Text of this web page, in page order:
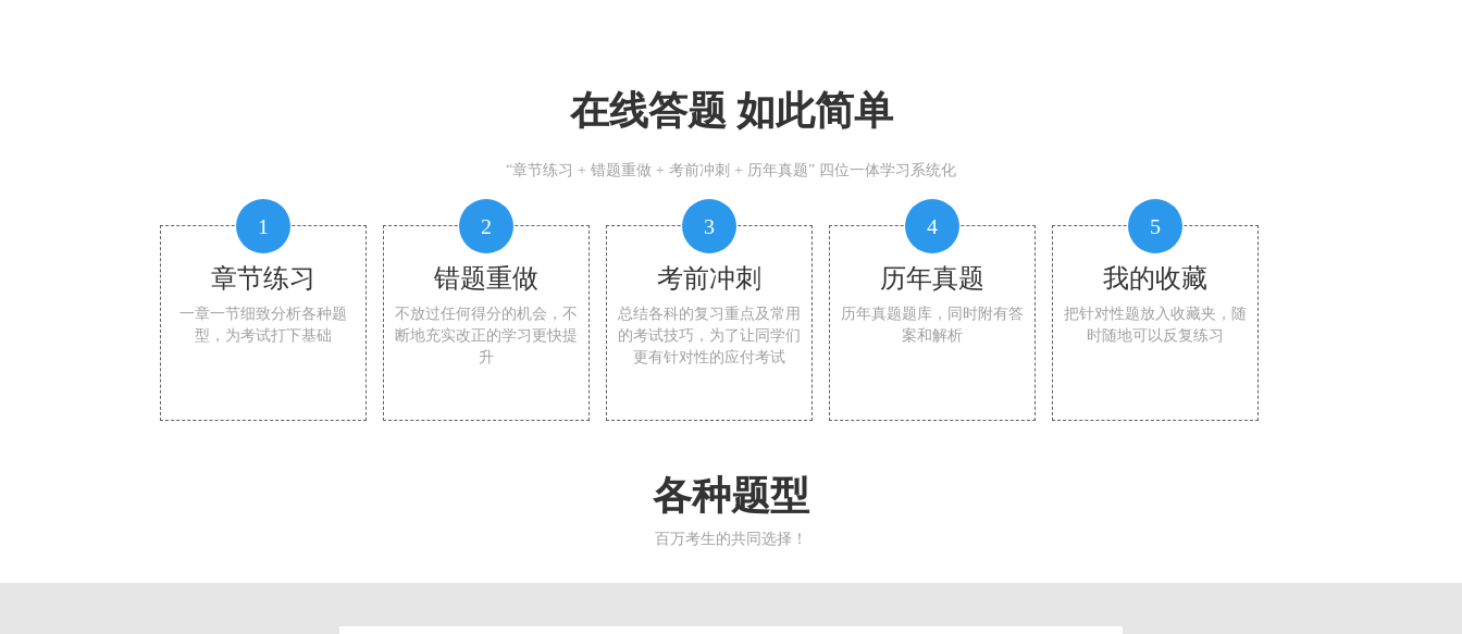
在线答题 如此简单
“章节练习 + 错题重做 + 考前冲刺 + 历年真题” 四位一体学习系统化
1
章节练习
一章一节细致分析各种题
型，为考试打下基础
2
错题重做
不放过任何得分的机会，不
断地充实改正的学习更快提
升
3
考前冲刺
总结各科的复习重点及常用
的考试技巧，为了让同学们
更有针对性的应付考试
4
历年真题
历年真题题库，同时附有答
案和解析
5
我的收藏
把针对性题放入收藏夹，随
时随地可以反复练习
各种题型
百万考生的共同选择！